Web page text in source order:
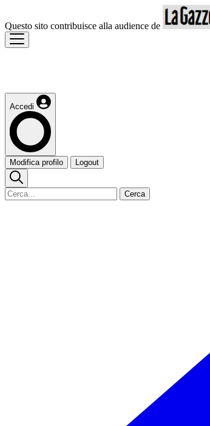
Questo sito contribuisce alla audience de
Accedi
Modifica profilo Logout
Cerca